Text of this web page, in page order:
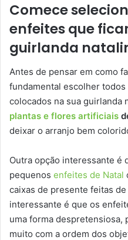
Comece
enfeites que
guirlanda
Antes de pensar em como
fundamental escolher
colocados na sua guirlanda
plantas e flores artificiais
deixar o arranjo bem
Outra opção interessante é
pequenos enfeites de Natal
caixas de presente feitas
interessante é que os
uma forma despretensiosa,
muito com a ordem dos